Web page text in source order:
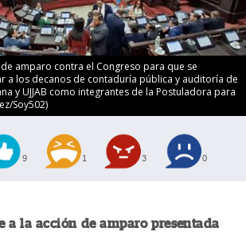
amparo contra el Congreso para que se
a los decanos de contaduría pública y auditoría de
y UJJAB como integrantes de la Postuladora para
Soy502)
9 1 3 0
a la acción de amparo presentada